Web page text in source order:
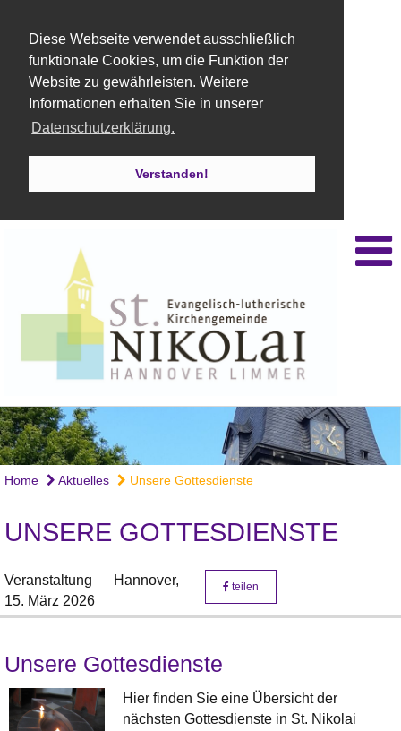
Diese Webseite verwendet ausschließlich
funktionale Cookies, um die Funktion der
Website zu gewährleisten. Weitere
Informationen erhalten Sie in unserer
Datenschutzerklärung.
Verstanden!
Home Aktuelles Unsere Gottesdienste
UNSERE GOTTESDIENSTE
Veranstaltung
Hannover,
15. März 2026
teilen
Unsere Gottesdienste
Hier finden Sie eine Übersicht der
nächsten Gottesdienste in St. Nikolai